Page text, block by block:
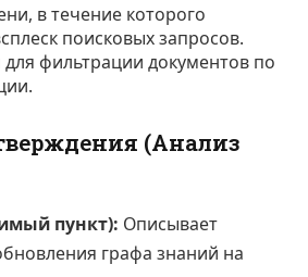
в течение которого
поисковых запросов.
для фильтрации документов по
(Анализ
пункт): Описывает
графа знаний на